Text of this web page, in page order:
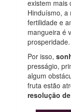
existem mais
Hinduísmo, a
fertilidade e
mangueira é
prosperidade.
Por isso,
presságio,
algum
fruta estão
resolução